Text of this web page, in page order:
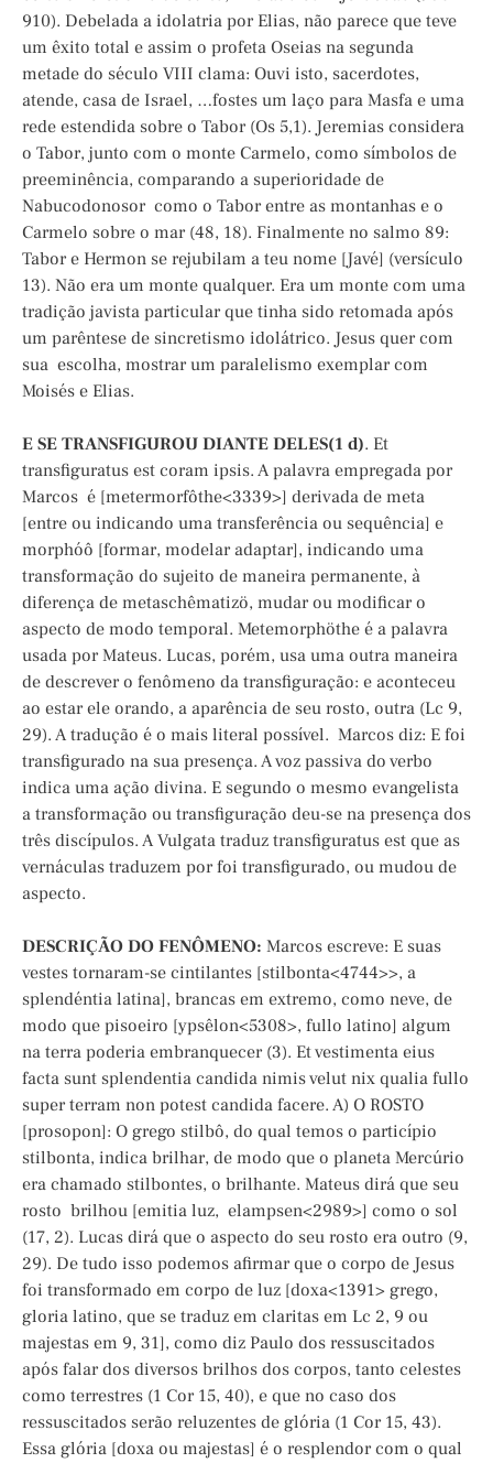
910). Debelada a idolatria por Elias, não parece que teve
um êxito total e assim o profeta Oseias na segunda
metade do século VIII clama: Ouvi isto, sacerdotes,
atende, casa de Israel, …fostes um laço para Masfa e uma
rede estendida sobre o Tabor (Os 5,1). Jeremias considera
o Tabor, junto com o monte Carmelo, como símbolos de
preeminência, comparando a superioridade de
Nabucodonosor como o Tabor entre as montanhas e o
Carmelo sobre o mar (48, 18). Finalmente no salmo 89:
Tabor e Hermon se rejubilam a teu nome [Javé] (versículo
13). Não era um monte qualquer. Era um monte com uma
tradição javista particular que tinha sido retomada após
um parêntese de sincretismo idolátrico. Jesus quer com
sua escolha, mostrar um paralelismo exemplar com
Moisés e Elias.
E SE TRANSFIGUROU DIANTE DELES(1 d). Et
transfiguratus est coram ipsis. A palavra empregada por
Marcos é [metermorfôthe<3339>] derivada de meta
[entre ou indicando uma transferência ou sequência] e
morphóô [formar, modelar adaptar], indicando uma
transformação do sujeito de maneira permanente, à
diferença de metaschêmatizö, mudar ou modificar o
aspecto de modo temporal. Metemorphöthe é a palavra
usada por Mateus. Lucas, porém, usa uma outra maneira
de descrever o fenômeno da transfiguração: e aconteceu
ao estar ele orando, a aparência de seu rosto, outra (Lc 9,
29). A tradução é o mais literal possível. Marcos diz: E foi
transfigurado na sua presença. A voz passiva do verbo
indica uma ação divina. E segundo o mesmo evangelista
a transformação ou transfiguração deu-se na presença dos
três discípulos. A Vulgata traduz transfiguratus est que as
vernáculas traduzem por foi transfigurado, ou mudou de
aspecto.
DESCRIÇÃO DO FENÔMENO: Marcos escreve: E suas
vestes tornaram-se cintilantes [stilbonta<4744>>, a
splendéntia latina], brancas em extremo, como neve, de
modo que pisoeiro [ypsêlon<5308>, fullo latino] algum
na terra poderia embranquecer (3). Et vestimenta eius
facta sunt splendentia candida nimis velut nix qualia fullo
super terram non potest candida facere. A) O ROSTO
[prosopon]: O grego stilbô, do qual temos o particípio
stilbonta, indica brilhar, de modo que o planeta Mercúrio
era chamado stilbontes, o brilhante. Mateus dirá que seu
rosto brilhou [emitia luz, elampsen<2989>] como o sol
(17, 2). Lucas dirá que o aspecto do seu rosto era outro (9,
29). De tudo isso podemos afirmar que o corpo de Jesus
foi transformado em corpo de luz [doxa<1391> grego,
gloria latino, que se traduz em claritas em Lc 2, 9 ou
majestas em 9, 31], como diz Paulo dos ressuscitados
após falar dos diversos brilhos dos corpos, tanto celestes
como terrestres (1 Cor 15, 40), e que no caso dos
ressuscitados serão reluzentes de glória (1 Cor 15, 43).
Essa glória [doxa ou majestas] é o resplendor com o qual